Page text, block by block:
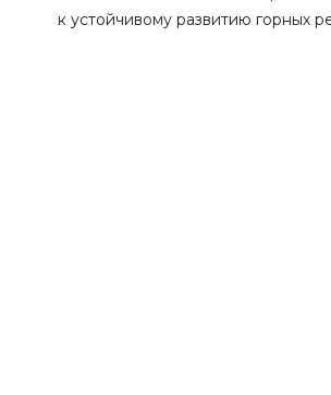
к устойчивому развитию горных